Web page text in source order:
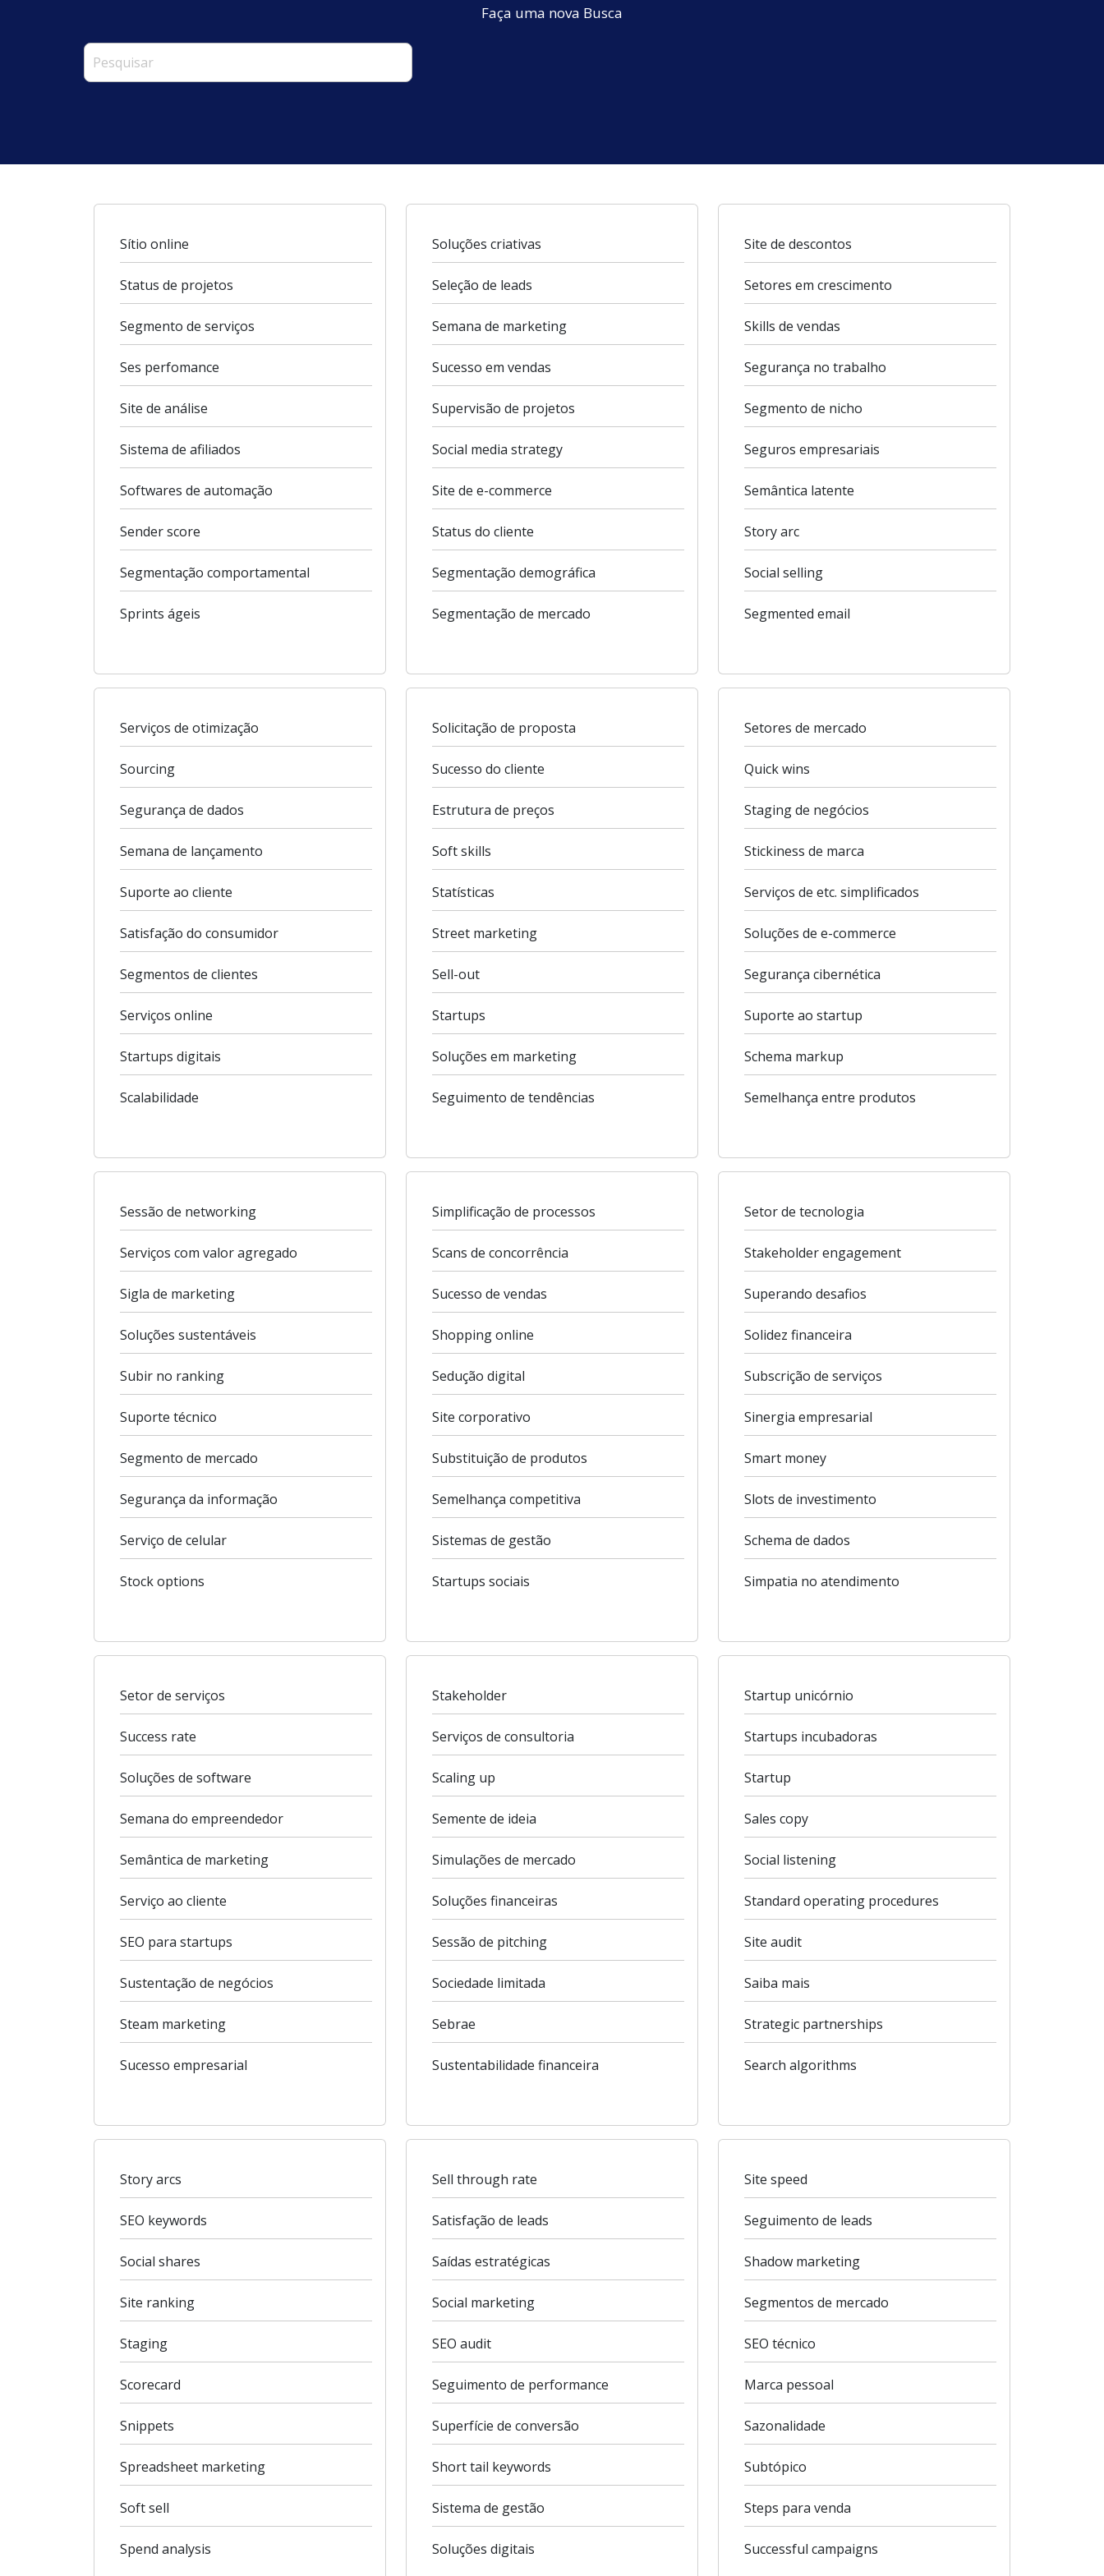
Faça uma nova Busca
Sítio online
Status de projetos
Segmento de serviços
Ses perfomance
Site de análise
Sistema de afiliados
Softwares de automação
Sender score
Segmentação comportamental
Sprints ágeis
Soluções criativas
Seleção de leads
Semana de marketing
Sucesso em vendas
Supervisão de projetos
Social media strategy
Site de e-commerce
Status do cliente
Segmentação demográfica
Segmentação de mercado
Site de descontos
Setores em crescimento
Skills de vendas
Segurança no trabalho
Segmento de nicho
Seguros empresariais
Semântica latente
Story arc
Social selling
Segmented email
Serviços de otimização
Sourcing
Segurança de dados
Semana de lançamento
Suporte ao cliente
Satisfação do consumidor
Segmentos de clientes
Serviços online
Startups digitais
Scalabilidade
Solicitação de proposta
Sucesso do cliente
Estrutura de preços
Soft skills
Statísticas
Street marketing
Sell-out
Startups
Soluções em marketing
Seguimento de tendências
Setores de mercado
Quick wins
Staging de negócios
Stickiness de marca
Serviços de etc. simplificados
Soluções de e-commerce
Segurança cibernética
Suporte ao startup
Schema markup
Semelhança entre produtos
Sessão de networking
Serviços com valor agregado
Sigla de marketing
Soluções sustentáveis
Subir no ranking
Suporte técnico
Segmento de mercado
Segurança da informação
Serviço de celular
Stock options
Simplificação de processos
Scans de concorrência
Sucesso de vendas
Shopping online
Sedução digital
Site corporativo
Substituição de produtos
Semelhança competitiva
Sistemas de gestão
Startups sociais
Setor de tecnologia
Stakeholder engagement
Superando desafios
Solidez financeira
Subscrição de serviços
Sinergia empresarial
Smart money
Slots de investimento
Schema de dados
Simpatia no atendimento
Setor de serviços
Success rate
Soluções de software
Semana do empreendedor
Semântica de marketing
Serviço ao cliente
SEO para startups
Sustentação de negócios
Steam marketing
Sucesso empresarial
Stakeholder
Serviços de consultoria
Scaling up
Semente de ideia
Simulações de mercado
Soluções financeiras
Sessão de pitching
Sociedade limitada
Sebrae
Sustentabilidade financeira
Startup unicórnio
Startups incubadoras
Startup
Sales copy
Social listening
Standard operating procedures
Site audit
Saiba mais
Strategic partnerships
Search algorithms
Story arcs
SEO keywords
Social shares
Site ranking
Staging
Scorecard
Snippets
Spreadsheet marketing
Soft sell
Spend analysis
Sell through rate
Satisfação de leads
Saídas estratégicas
Social marketing
SEO audit
Seguimento de performance
Superfície de conversão
Short tail keywords
Sistema de gestão
Soluções digitais
Site speed
Seguimento de leads
Shadow marketing
Segmentos de mercado
SEO técnico
Marca pessoal
Sazonalidade
Subtópico
Steps para venda
Successful campaigns